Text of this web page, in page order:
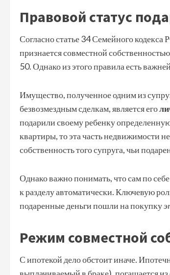
Правовой статус
Согласно статье 34 Семейного
признается совместной
50. Однако из этого правила есть
Имущество, полученное одним из
безвозмездным сделкам, является его
подарили своему ребенку
квартиры, то эта часть недвижимости
собственность того супруга, чьи
Однако важно понимать, что сам по
к разделу автоматически. Ключевую
подаренные деньги пошли на покупку
Режим совместной
С ипотекой дело обстоит иначе.